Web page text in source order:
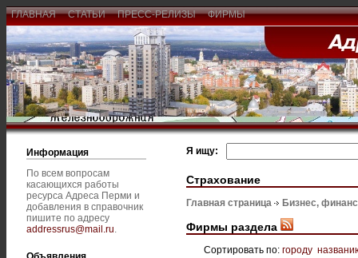
ГЛАВНАЯ СТАТЬИ ПРЕСС-РЕЛИЗЫ ФИРМЫ
Информация
По всем вопросам
касающихся работы
ресурса Адреса Перми и
добавления в справочник
пишите по адресу
addressrus@mail.ru.
Я ищу:
Страхование
Главная страница Бизнес,
Фирмы раздела
Сортировать по: городу